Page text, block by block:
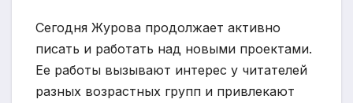
Сегодня Журова продолжает активно
писать и работать над новыми проектами.
Ее работы вызывают интерес у читателей
разных возрастных групп и привлекают